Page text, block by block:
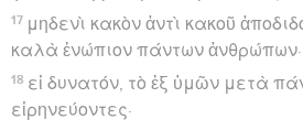
17 μηδενὶ κακὸν ἀντὶ κακοῦ
καλὰ ἐνώπιον πάντων ἀνθρώπων·
18 εἰ δυνατόν, τὸ ἐξ ὑμῶν μετὰ
εἰρηνεύοντες·